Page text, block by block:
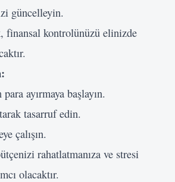
güncelleyin.
finansal kontrolünüzü elinizde
ayırmaya başlayın.
tasarruf edin.
çalışın.
rahatlatmanıza ve stresi
olacaktır.